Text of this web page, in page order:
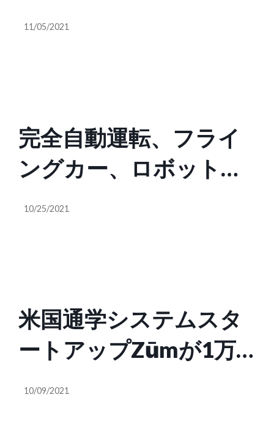
トタクシーサービスを
11/05/2021
完全自動運転、フライ
ングカー、ロボットポ
ニー。XPeng 2021
10/25/2021
米国通学システムスタ
ートアップZūmが1万
台のEVをプラットフォ
10/09/2021